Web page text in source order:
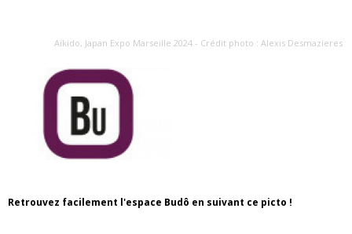
Aïkido, Japan Expo Marseille 2024 - Crédit photo : Alexis Desmazieres
Retrouvez facilement l'espace Budô en suivant ce picto !